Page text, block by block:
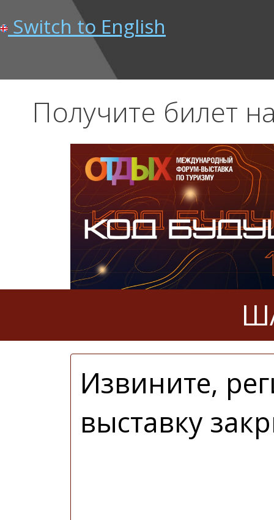
Switch to English
Получите билет
Извините,
выставку